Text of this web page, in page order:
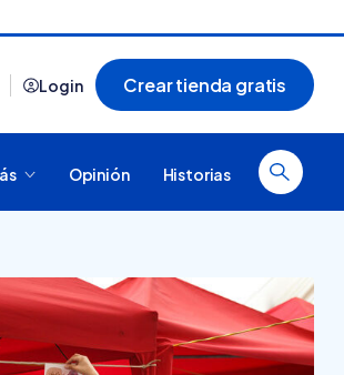
Login Crear tienda gratis
Opinión Historias